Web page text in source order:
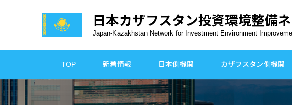
日本カザフスタン投資環境整備
Japan-Kazakhstan Network for Investment Environment
TOP 新着情報 日本側機関 カザフスタン側機関